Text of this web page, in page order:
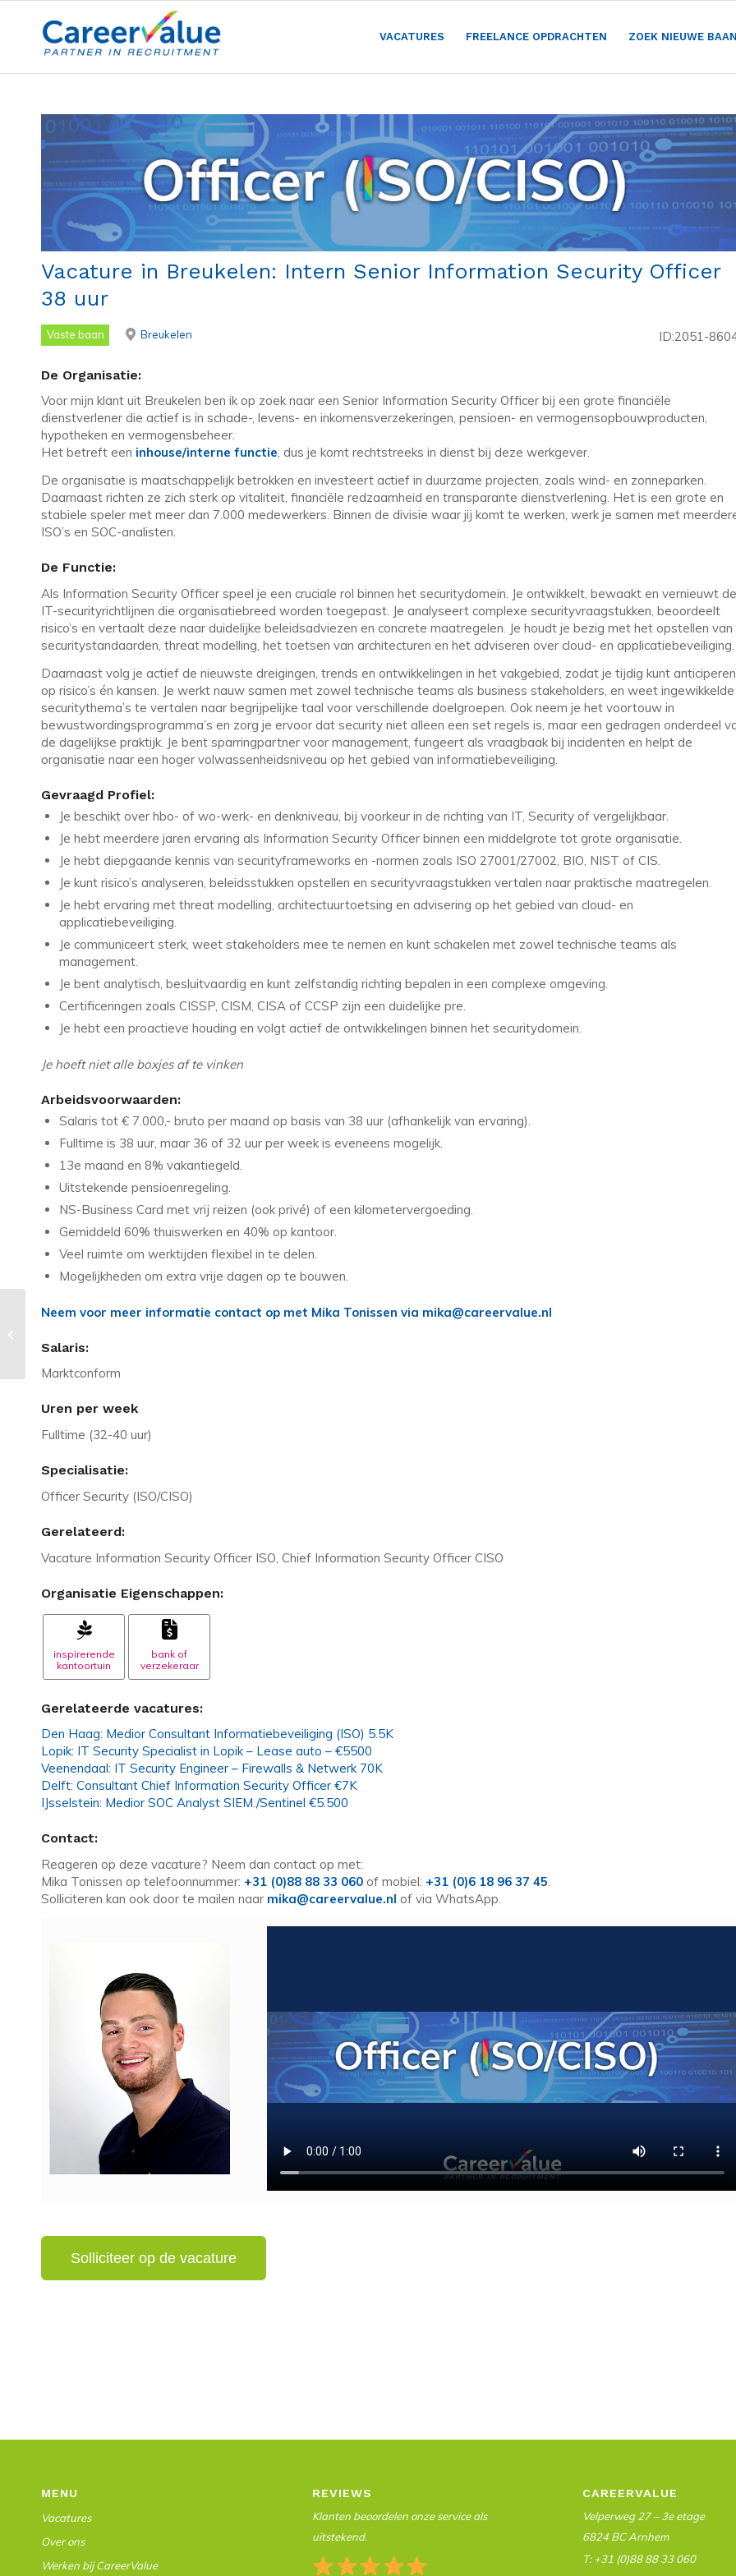
VACATURES FREELANCE OPDRACHTEN ZOEK NIEUWE BAAN
Vacature in Breukelen: Intern Senior Information Security Officer
38 uur
Vaste baan Breukelen ID:2051-
De Organisatie:
Voor mijn klant uit Breukelen ben ik op zoek naar een Senior Information Security Officer bij een grote financiële
dienstverlener die actief is in schade-, levens- en inkomensverzekeringen, pensioen- en vermogensopbouwproducten,
hypotheken en vermogensbeheer.
Het betreft een inhouse/interne functie, dus je komt rechtstreeks in dienst bij deze werkgever.
De organisatie is maatschappelijk betrokken en investeert actief in duurzame projecten, zoals wind- en zonneparken.
Daarnaast richten ze zich sterk op vitaliteit, financiële redzaamheid en transparante dienstverlening. Het is een grote en
stabiele speler met meer dan 7.000 medewerkers. Binnen de divisie waar jij komt te werken, werk je samen met
ISO’s en SOC-analisten.
De Functie:
Als Information Security Officer speel je een cruciale rol binnen het securitydomein. Je ontwikkelt, bewaakt en vernieuwt de
IT-securityrichtlijnen die organisatiebreed worden toegepast. Je analyseert complexe securityvraagstukken, beoordeelt
risico’s en vertaalt deze naar duidelijke beleidsadviezen en concrete maatregelen. Je houdt je bezig met het opstellen van
securitystandaarden, threat modelling, het toetsen van architecturen en het adviseren over cloud- en applicatiebeveiliging.
Daarnaast volg je actief de nieuwste dreigingen, trends en ontwikkelingen in het vakgebied, zodat je tijdig kunt anticiperen
op risico’s én kansen. Je werkt nauw samen met zowel technische teams als business stakeholders, en weet ingewikkelde
securitythema’s te vertalen naar begrijpelijke taal voor verschillende doelgroepen. Ook neem je het voortouw in
bewustwordingsprogramma’s en zorg je ervoor dat security niet alleen een set regels is, maar een gedragen onderdeel
de dagelijkse praktijk. Je bent sparringpartner voor management, fungeert als vraagbaak bij incidenten en helpt de
organisatie naar een hoger volwassenheidsniveau op het gebied van informatiebeveiliging.
Gevraagd Profiel:
Je beschikt over hbo- of wo-werk- en denkniveau, bij voorkeur in de richting van IT, Security of vergelijkbaar.
Je hebt meerdere jaren ervaring als Information Security Officer binnen een middelgrote tot grote organisatie.
Je hebt diepgaande kennis van securityframeworks en -normen zoals ISO 27001/27002, BIO, NIST of CIS.
Je kunt risico’s analyseren, beleidsstukken opstellen en securityvraagstukken vertalen naar praktische maatregelen.
Je hebt ervaring met threat modelling, architectuurtoetsing en advisering op het gebied van cloud- en
applicatiebeveiliging.
Je communiceert sterk, weet stakeholders mee te nemen en kunt schakelen met zowel technische teams als
management.
Je bent analytisch, besluitvaardig en kunt zelfstandig richting bepalen in een complexe omgeving.
Certificeringen zoals CISSP, CISM, CISA of CCSP zijn een duidelijke pre.
Je hebt een proactieve houding en volgt actief de ontwikkelingen binnen het securitydomein.
Je hoeft niet alle boxjes af te vinken
Arbeidsvoorwaarden:
Salaris tot € 7.000,- bruto per maand op basis van 38 uur (afhankelijk van ervaring).
Fulltime is 38 uur, maar 36 of 32 uur per week is eveneens mogelijk.
13e maand en 8% vakantiegeld.
Uitstekende pensioenregeling.
NS-Business Card met vrij reizen (ook privé) of een kilometervergoeding.
Gemiddeld 60% thuiswerken en 40% op kantoor.
Veel ruimte om werktijden flexibel in te delen.
Mogelijkheden om extra vrije dagen op te bouwen.
Neem voor meer informatie contact op met Mika Tonissen via mika@careervalue.nl
Salaris:
Marktconform
Uren per week
Fulltime (32-40 uur)
Specialisatie:
Officer Security (ISO/CISO)
Gerelateerd:
Vacature Information Security Officer ISO, Chief Information Security Officer CISO
Organisatie Eigenschappen:
inspirerende
kantoortuin
bank of
verzekeraar
Gerelateerde vacatures:
Den Haag: Medior Consultant Informatiebeveiliging (ISO) 5.5K
Lopik: IT Security Specialist in Lopik – Lease auto – €5500
Veenendaal: IT Security Engineer – Firewalls & Netwerk 70K
Delft: Consultant Chief Information Security Officer €7K
IJsselstein: Medior SOC Analyst SIEM./Sentinel €5.500
Contact:
Reageren op deze vacature? Neem dan contact op met:
Mika Tonissen op telefoonnummer: +31 (0)88 88 33 060 of mobiel: +31 (0)6 18 96 37 45.
Solliciteren kan ook door te mailen naar mika@careervalue.nl of via WhatsApp.
MENU
Vacatures
Over ons
Werken bij CareerValue
REVIEWS
Klanten beoordelen onze service als
uitstekend.
CAREERVALUE
Velperweg 27 – 3e etage
6824 BC Arnhem
T: +31 (0)88 88 33 060
Vacature in Alkmaar: .Net
nieuwste tech...